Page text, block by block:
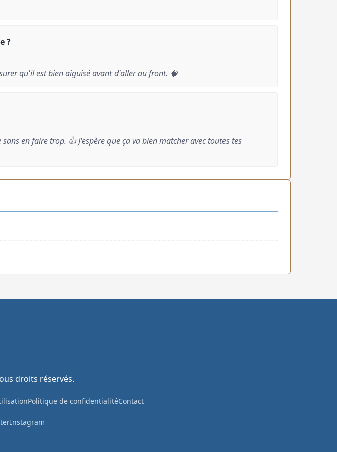
?
qu'il est bien aiguisé avant d'aller au front. 🧠
en faire trop. 👍 J'espère que ça va bien matcher avec toutes tes
droits réservés.
Politique de confidentialitéContact
Instagram